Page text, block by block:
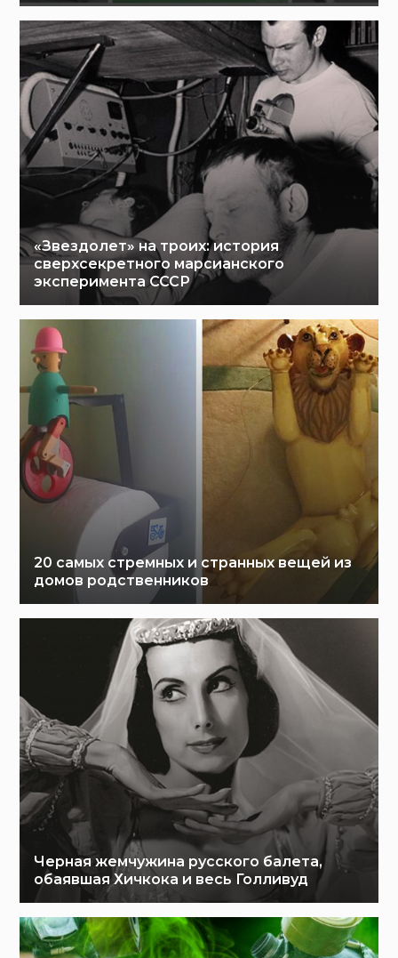
«Звездолет» на троих: история
сверхсекретного марсианского
эксперимента СССР
20 самых стремных и странных вещей из
домов родственников
Черная жемчужина русского балета,
обаявшая Хичкока и весь Голливуд